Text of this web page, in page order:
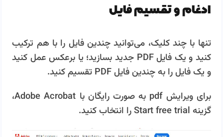
ادغام و تقسیم فایل
تنها با چند کلیک، می‌توانید چندین فایل را با هم ترکیب
کنید و یک فایل PDF جدید بسازید؛ یا برعکس عمل کنید
و یک فایل را به چندین فایل PDF تقسیم کنید.
برای ویرایش pdf به صورت رایگان با Adobe Acrobat،
گزینه Start free trial را انتخاب کنید.